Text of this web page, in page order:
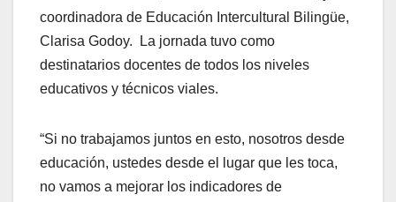
coordinadora de Educación Intercultural Bilingüe,
Clarisa Godoy. La jornada tuvo como
destinatarios docentes de todos los niveles
educativos y técnicos viales.
“Si no trabajamos juntos en esto, nosotros desde
educación, ustedes desde el lugar que les toca,
no vamos a mejorar los indicadores de